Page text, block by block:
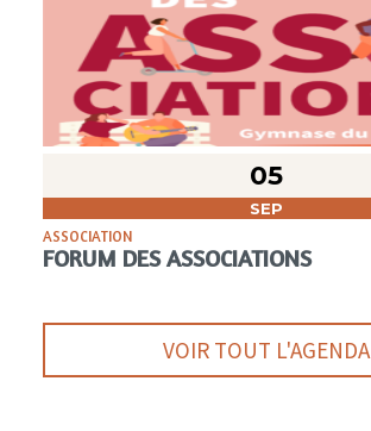
05
SEP
ASSOCIATION
FORUM DES ASSOCIATIONS
VOIR TOUT L'AGENDA